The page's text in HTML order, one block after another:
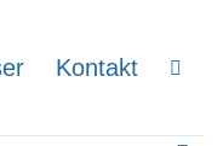
Kontakt